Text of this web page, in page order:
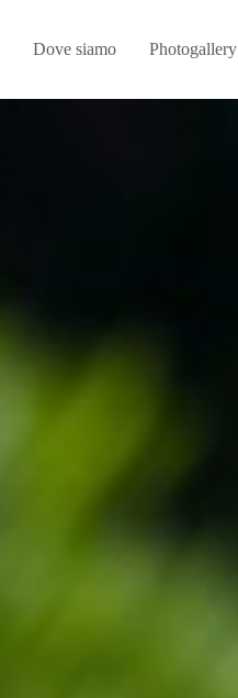
Dove siamo Photogallery